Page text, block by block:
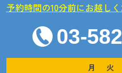
予約時間の10分前にお越しく
03-
月 火